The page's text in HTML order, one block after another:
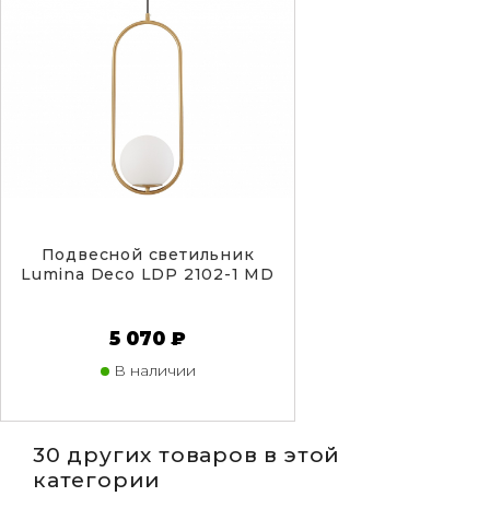
Подвесной светильник
Lumina Deco LDP 2102-1 MD
5 070 ₽
В наличии
30 других товаров в этой
категории